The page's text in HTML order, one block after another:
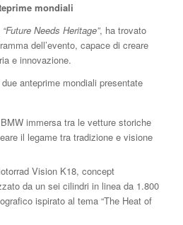
mondiali
“Future Needs Heritage”, ha trovato
dell’evento, capace di creare
e innovazione.
anteprime mondiali presentate
immersa tra le vetture storiche
il legame tra tradizione e visione
Vision K18, concept
da un sei cilindri in linea da 1.800
ispirato al tema “The Heat of